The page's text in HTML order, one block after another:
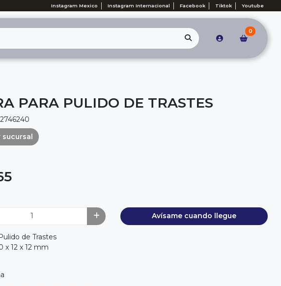
Instagram Mexico Instagram Internacional Facebook Tiktok Youtube
0
PARA PULIDO DE TRASTES
Avísame cuando llegue
de Trastes
x 12 x 12 mm